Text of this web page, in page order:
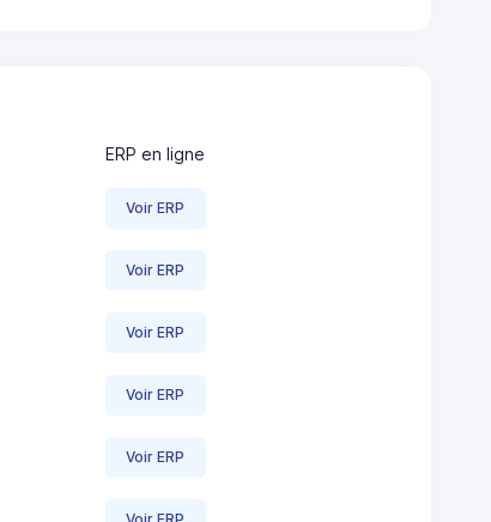
ERP en ligne
Voir ERP
Voir ERP
Voir ERP
Voir ERP
Voir ERP